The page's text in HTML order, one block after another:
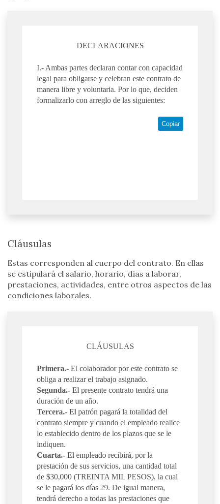
DECLARACIONES
I.- Ambas partes declaran contar con capacidad
legal para obligarse y celebran este contrato de
manera libre y voluntaria. Por lo que, deciden
formalizarlo con arreglo de las siguientes:
Copiar
Cláusulas
Estas corresponden al cuerpo del contrato. En ellas
se estipulará el salario, horario, días a laborar,
prestaciones, actividades, entre otros aspectos de las
condiciones laborales.
CLÁUSULAS
Primera.- El colaborador por este contrato se
obliga a realizar el trabajo asignado.
Segunda.- El presente contrato tendrá una
duración de un año.
Tercera.- El patrón pagará la totalidad del
contrato siempre y cuando el empleado realice
lo establecido dentro de los plazos que se le
indiquen.
Cuarta.- El empleado recibirá, por la
prestación de sus servicios, una cantidad total
de $30,000 (TREINTA MIL PESOS), la cual
se le pagará los días 29. De igual manera,
tendrá derecho a todas las prestaciones que